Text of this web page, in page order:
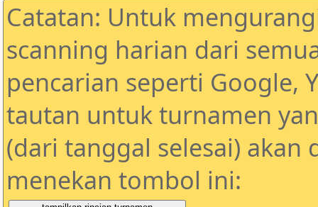
Catatan: Untuk
scanning harian dari
pencarian seperti Google,
tautan untuk turnamen
(dari tanggal selesai) akan
menekan tombol ini: